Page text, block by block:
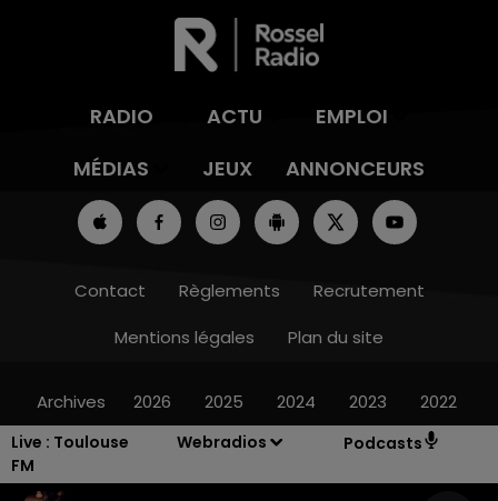
Live : Toulouse
FM
Webradios Podcasts
RADIO ACTU
EMPLOI
MÉDIAS
JEUX ANNONCEURS
Contact Règlements
Recrutement
Mentions légales
Plan du site
Archives 2026 2025 2024 2023 2022